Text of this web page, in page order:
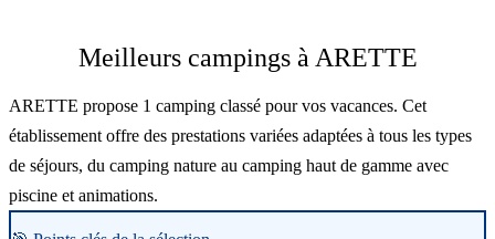
Meilleurs campings à ARETTE
ARETTE propose 1 camping classé pour vos vacances. Cet
établissement offre des prestations variées adaptées à tous les types
de séjours, du camping nature au camping haut de gamme avec
piscine et animations.